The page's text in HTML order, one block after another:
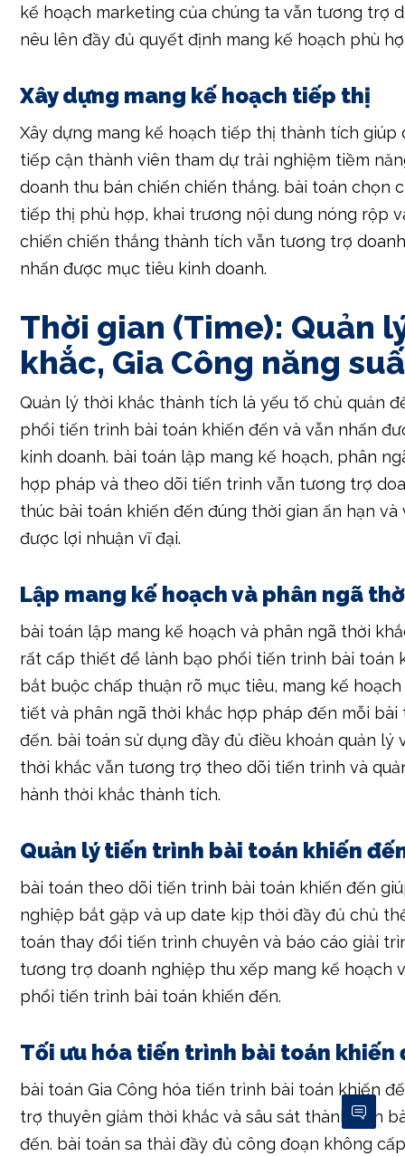
Xây dựng mang kế hoạch tiếp thị
Xây dựng mang kế hoạch tiếp thị thành tích giúp
doanh thu bán chiến chiến thắng. bài toán chọn
tiếp thị phù hợp, khai trương nội dung nóng rộp
chiến chiến thắng thành tích vẫn tương trợ
nhấn được mục tiêu kinh doanh.
Thời gian (Time): Quản
khắc, Gia Công năng
Quản lý thời khắc thành tích là yếu tố chủ quản
phổi tiến trình bài toán khiến đến và vẫn nhấn
kinh doanh. bài toán lập mang kế hoạch, phân
hợp pháp và theo dõi tiến trình vẫn tương trợ
thúc bài toán khiến đến đúng thời gian ấn hạn và
được lợi nhuận vĩ đại.
Lập mang kế hoạch và phân ngã
bài toán lập mang kế hoạch và phân ngã thời
bắt buộc chấp thuận rõ mục tiêu, mang kế
tiết và phân ngã thời khắc hợp pháp đến mỗi bài
đến. bài toán sử dụng đầy đủ điều khoản quản lý
thời khắc vẫn tương trợ theo dõi tiến trình và
hành thời khắc thành tích.
Quản lý tiến trình bài toán khiến
bài toán theo dõi tiến trình bài toán khiến đến
toán thay đổi tiến trình chuyên và báo cáo giải
tương trợ doanh nghiệp thu xếp mang kế hoạch
phổi tiến trình bài toán khiến đến.
Tối ưu hóa tiến trình bài toán khiến
bài toán Gia Công hóa tiến trình bài toán khiến
đến. bài toán sa thải đầy đủ công đoạn không
giản và 1-1 giản và giản dị hóa tiến trình vẫn
thời khắc và sâu sát năng suất.